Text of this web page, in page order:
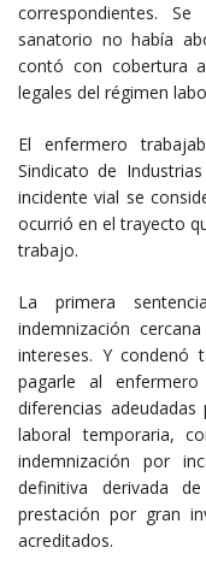
correspondientes.
sanatorio no había
contó con cobertura
legales del régimen
El enfermero
Sindicato de
incidente vial se
ocurrió en el trayecto
trabajo.
La primera
indemnización
intereses. Y
pagarle al enfermero
diferencias
laboral temporaria,
indemnización por
definitiva derivada
prestación por gran
acreditados.